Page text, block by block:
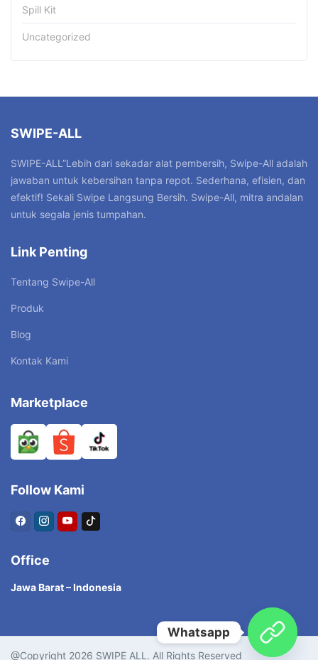
Spill Kit
Uncategorized
SWIPE-ALL
SWIPE-ALL”Lebih dari sekadar alat pembersih, Swipe-All adalah
jawaban untuk kebersihan tanpa repot. Sederhana, efisien, dan
efektif! Sekali Swipe Langsung Bersih. Swipe-All, mitra andalan
untuk segala jenis tumpahan.
Link Penting
Tentang Swipe-All
Produk
Blog
Kontak Kami
Marketplace
Follow Kami
Office
Jawa Barat – Indonesia
@Copyright 2026 SWIPE ALL. All Rights Reserved
Whatsapp